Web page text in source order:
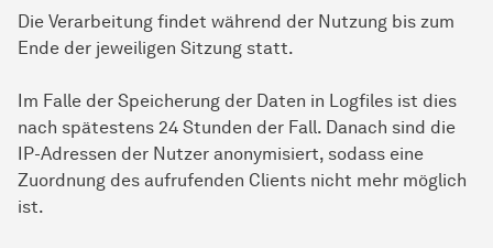
Die Verarbeitung findet während der Nutzung bis zum
Ende der jeweiligen Sitzung statt.
Im Falle der Speicherung der Daten in Logfiles ist dies
nach spätestens 24 Stunden der Fall. Danach sind die
IP-Adressen der Nutzer anonymisiert, sodass eine
Zuordnung des aufrufenden Clients nicht mehr möglich
ist.